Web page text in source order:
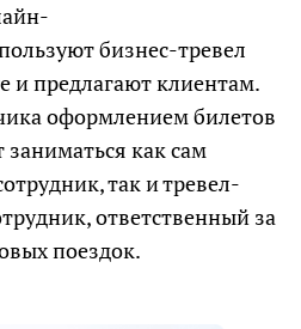
бизнес-тревел
и предлагают клиентам.
оформлением билетов
как сам
так и тревел-
ответственный за
поездок.